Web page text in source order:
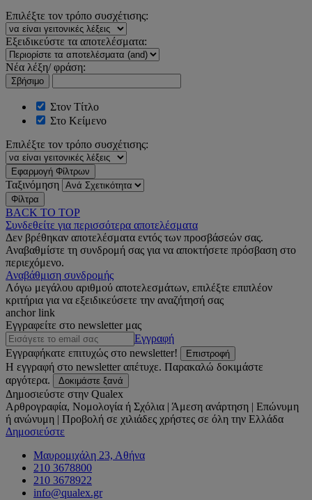
Επιλέξτε τον τρόπο συσχέτισης:
Εξειδικεύστε τα αποτελέσματα:
Νέα λέξη/ φράση:
Σβήσιμο
Στον Τίτλο
Στο Κείμενο
Επιλέξτε τον τρόπο συσχέτισης:
Εφαρμογή Φίλτρων
Ταξινόμηση
Φίλτρα
BACK TO TOP
Συνδεθείτε για περισσότερα αποτελέσματα
Δεν βρέθηκαν αποτελέσματα εντός των προσβάσεών σας.
Αναβαθμίστε τη συνδρομή σας για να αποκτήσετε πρόσβαση στο
περιεχόμενο.
Αναβάθμιση συνδρομής
Λόγω μεγάλου αριθμού αποτελεσμάτων, επιλέξτε επιπλέον
κριτήρια για να εξειδικεύσετε την αναζήτησή σας
anchor link
Εγγραφείτε στο newsletter μας
Εγγραφή
Εγγραφήκατε επιτυχώς στο newsletter!
Επιστροφή
Η εγγραφή στο newsletter απέτυχε. Παρακαλώ δοκιμάστε
αργότερα.
Δοκιμάστε ξανά
Δημοσιεύστε στην Qualex
Αρθρογραφία, Νομολογία ή Σχόλια | Άμεση ανάρτηση | Επώνυμη
ή ανώνυμη | Προβολή σε χιλιάδες χρήστες σε όλη την Ελλάδα
Δημοσιεύστε
Μαυρομιχάλη 23, Αθήνα
210 3678800
210 3678922
info@qualex.gr